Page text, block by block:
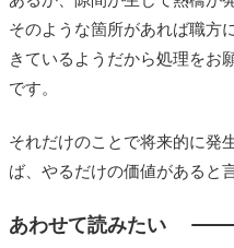
そのような箇所があれば職方
きているようだから処理をお
です。
それだけのことで将来的に発
ば、やるだけの価値があると
あわせて読みたい